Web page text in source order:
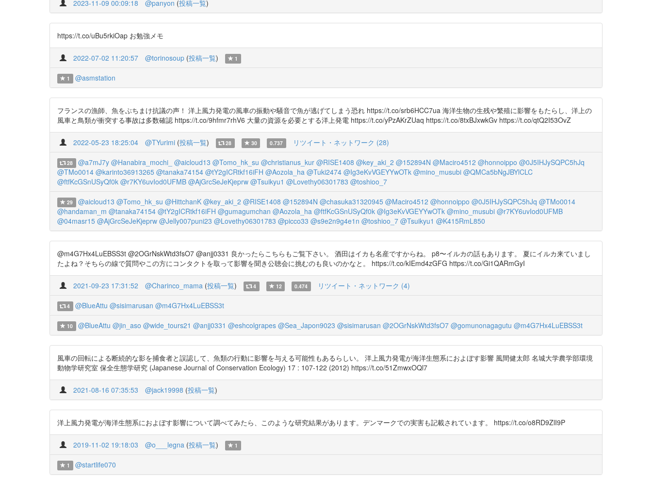
2023-11-09 00:09:18 @panyon (投稿一覧)
https://t.co/uBu5rkiOap お勉強メモ
2022-07-02 11:20:57 @torinosoup (投稿一覧) 1
1 @asmstation
フランスの漁師、魚をぶちまけ抗議の声！ 洋上風力発電の風車の振動や騒音で魚が逃げてしまう恐れ https://t.co/srb6HCC7ua 海洋生物の生残や繁殖に影響をもたらし、洋上の
風車と鳥類が衝突する事故は多数確認 https://t.co/9hfmr7rhV6 大量の資源を必要とする洋上発電 https://t.co/yPzAKrZUaq https://t.co/8txBJxwkGv https://t.co/qtQ2I53OvZ
2022-05-23 18:25:04 @TYurimi (投稿一覧) 28 30 0.737 リツイート・ネットワーク (28)
28 @a7mJ7y @Hanabira_mochi_ @aicloud13 @Tomo_hk_su @christianus_kur @RISE1408 @key_aki_2 @152894N @Maciro4512 @honnoippo @0J5IHJySQPC5hJq
@TMo0014 @karinto36913265 @tanaka74154 @tY2gICRtkf16iFH @Aozola_ha @Tuki2474 @Ig3eKvVGEYYwOTk @mino_musubi @QMCa5bNgJBYlCLC
@ftfKcGSnUSyQf0k @r7KY6uvIod0UFMB @AjGrcSeJeKjeprw @Tsuikyu1 @Lovethy06301783 @toshioo_7
29 @aicloud13 @Tomo_hk_su @HittchanK @key_aki_2 @RISE1408 @152894N @chasuka31320945 @Maciro4512 @honnoippo @0J5IHJySQPC5hJq @TMo0014
@handaman_m @tanaka74154 @tY2gICRtkf16iFH @gumagumchan @Aozola_ha @ftfKcGSnUSyQf0k @Ig3eKvVGEYYwOTk @mino_musubi @r7KY6uvIod0UFMB
@04masr15 @AjGrcSeJeKjeprw @Jelly007puni23 @Lovethy06301783 @picco33 @s9e2n9g4e1n @toshioo_7 @Tsuikyu1 @K415RmL850
@m4G7Hx4LuEBSS3t @2OGrNskWtd3fsO7 @anjj0331 良かったらこちらもご覧下さい。 酒田はイカも名産ですからね。 p8〜イルカの話もあります。 夏にイルカ来ていまし
たよね？そちらの線で質問やこの方にコンタクトを取って影響を聞き公聴会に挑むのも良いのかなと。 https://t.co/kIEmd4zGFG https://t.co/Gi1QARmGyI
2021-09-23 17:31:52 @Charinco_mama (投稿一覧) 4 12 0.474 リツイート・ネットワーク (4)
4 @BlueAttu @sisimarusan @m4G7Hx4LuEBSS3t
10 @BlueAttu @jin_aso @wide_tours21 @anjj0331 @eshcolgrapes @Sea_Japon9023 @sisimarusan @2OGrNskWtd3fsO7 @gomunonagagutu @m4G7Hx4LuEBSS3t
風車の回転による断続的な影を捕食者と誤認して、魚類の行動に影響を与える可能性もあるらしい。 洋上風力発電が海洋生態系におよぼす影響 風間健太郎 名城大学農学部環境
動物学研究室 保全生態学研究 (Japanese Journal of Conservation Ecology) 17 : 107-122 (2012) https://t.co/51ZmwxOQl7
2021-08-16 07:35:53 @jack19998 (投稿一覧)
洋上風力発電が海洋生態系におよぼす影響について調べてみたら、このような研究結果があります。デンマークでの実害も記載されています。 https://t.co/o8RD9ZlI9P
2019-11-02 19:18:03 @o___legna (投稿一覧) 1
1 @startlife070